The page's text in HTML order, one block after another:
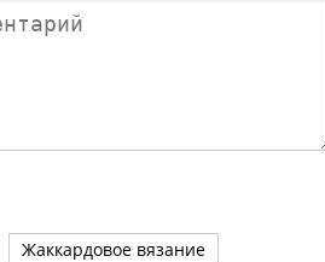
Жаккардовое вязание